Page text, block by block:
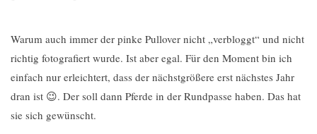
Warum auch immer der pinke Pullover nicht „verbloggt“ und nicht
richtig fotografiert wurde. Ist aber egal. Für den Moment bin ich
einfach nur erleichtert, dass der nächstgrößere erst nächstes Jahr
dran ist 😉. Der soll dann Pferde in der Rundpasse haben. Das hat
sie sich gewünscht.